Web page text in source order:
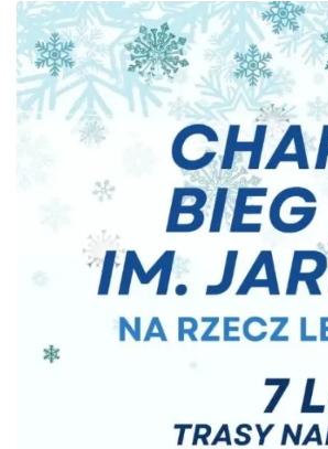
Robimy budki dla ptaków -
warsztatowe
Puchar Złotego Gronia